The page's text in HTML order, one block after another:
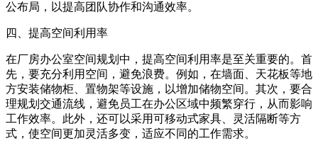
公布局，以提高团队协作和沟通效率。
四、提高空间利用率
在厂房办公室空间规划中，提高空间利用率是至关重要的。首
先，要充分利用空间，避免浪费。例如，在墙面、天花板等地
方安装储物柜、置物架等设施，以增加储物空间。其次，要合
理规划交通流线，避免员工在办公区域中频繁穿行，从而影响
工作效率。此外，还可以采用可移动式家具、灵活隔断等方
式，使空间更加灵活多变，适应不同的工作需求。